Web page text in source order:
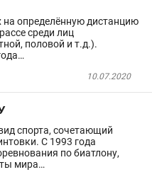
определённую дистанцию
среди лиц
половой и т.д.).
10.07.2020
спорта, сочетающий
C 1993 года
по биатлону,
мира…